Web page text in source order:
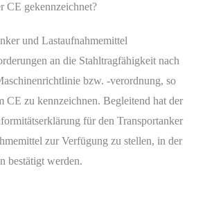
CE gekennzeichnet?
und Lastaufnahmemittel
an die Stahltragfähigkeit nach
bzw. -verordnung, so
CE zu kennzeichnen. Begleitend hat der
für den Transportanker
zur Verfügung zu stellen, in der
bestätigt werden.